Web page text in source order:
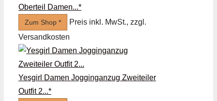
Oberteil Damen...*
Zum Shop *
Preis inkl. MwSt., zzgl.
Versandkosten
Yesgirl Damen Jogginganzug Zweiteiler
Outfit 2...*